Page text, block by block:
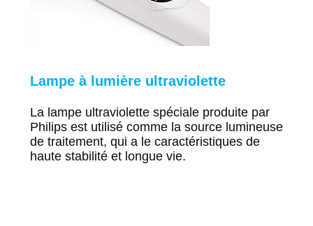
Lampe à lumière ultraviolette
La lampe ultraviolette spéciale produite par
Philips est utilisé comme la source lumineuse
de traitement, qui a le caractéristiques de
haute stabilité et longue vie.